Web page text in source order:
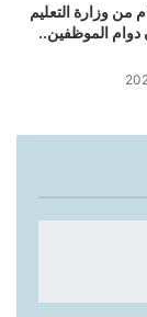
من وزارة التعليم
دوام الموظفين..